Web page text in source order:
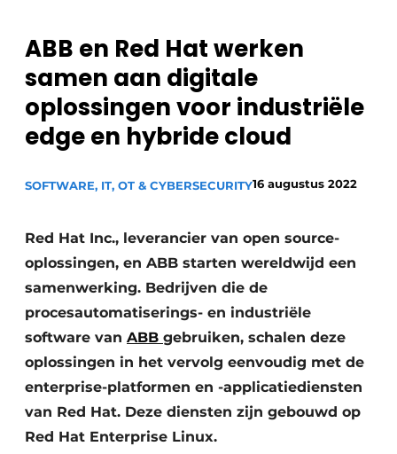
Nieuwsbrief
Privacy / Cookie statement
Vacature aanmelden
Video’s
ABB en Red Hat werken
samen aan digitale
oplossingen voor industriële
edge en hybride cloud
SOFTWARE, IT, OT & CYBERSECURITY16 augustus 2022
Red Hat Inc., leverancier van open source-
oplossingen, en ABB starten wereldwijd een
samenwerking. Bedrijven die de
procesautomatiserings- en industriële
software van ABB gebruiken, schalen deze
oplossingen in het vervolg eenvoudig met de
enterprise-platformen en -applicatiediensten
van Red Hat. Deze diensten zijn gebouwd op
Red Hat Enterprise Linux.